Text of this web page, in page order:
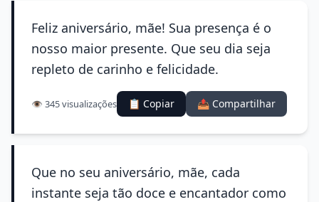
Feliz aniversário, mãe! Sua presença é o
nosso maior presente. Que seu dia seja
repleto de carinho e felicidade.
👁️ 345 visualizações 📋 Copiar 📤 Compartilhar
Que no seu aniversário, mãe, cada
instante seja tão doce e encantador como